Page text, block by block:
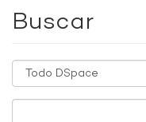
Buscar